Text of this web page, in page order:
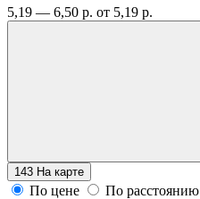
5,19 — 6,50 р. от 5,19 р.
143 На карте
По цене
По расстоянию